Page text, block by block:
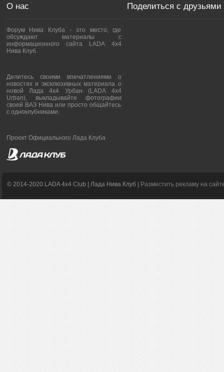
О нас
Форум Нива Клуба - это место, где
обсуждают материалы с
информационного сайта LADA 4x4
Нива Клуб.
Делитесь своими впечатлениями о
новостях и эксклюзивных материала о
новой Лада 4х4 Урбан (LADA 4x4
Urban), выкладывайте фотографии
своей ВАЗ Нива или просто общайтесь
с одноклубниками.
Проект Официального Лада Клуба
Поделиться с друзьями
© 2014-2020 LADA 4x4 Club | Лада Нива Клуб | Разместить рекламу на